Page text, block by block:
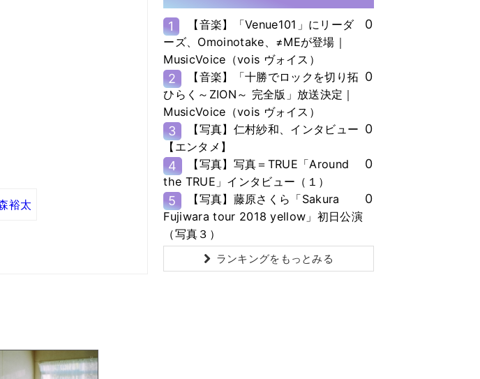
裕太
1
【音楽】「Venue101」にリーダ
ーズ、Omoinotake、≠MEが登場｜
MusicVoice（vois ヴォイス）
0
2
【音楽】「十勝でロックを切り拓
ひらく～ZION～ 完全版」放送決定｜
MusicVoice（vois ヴォイス）
0
3
【写真】仁村紗和、インタビュー
【エンタメ】
0
4
【写真】写真＝TRUE「Around
the TRUE」インタビュー（１）
0
5
【写真】藤原さくら「Sakura
Fujiwara tour 2018 yellow」初日公演
（写真３）
0
ランキングをもっとみる